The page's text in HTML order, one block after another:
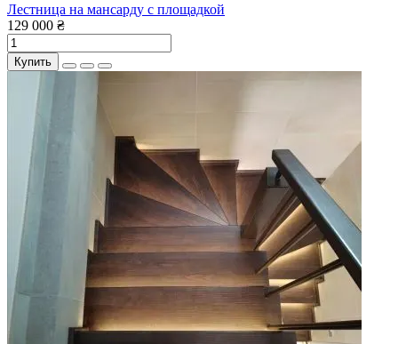
Лестница на мансарду с площадкой
129 000 ₴
Купить